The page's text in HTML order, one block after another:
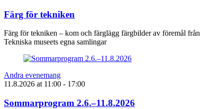
Färg för tekniken
Färg för tekniken – kom och färglägg färgbilder av föremål från
Tekniska museets egna samlingar
Andra evenemang
11.8.2026 at 11:00 - 17:00
Sommarprogram 2.6.–11.8.2026